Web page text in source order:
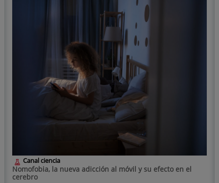
Canal ciencia
Nomofobia, la nueva adicción al móvil y su efecto en el
cerebro